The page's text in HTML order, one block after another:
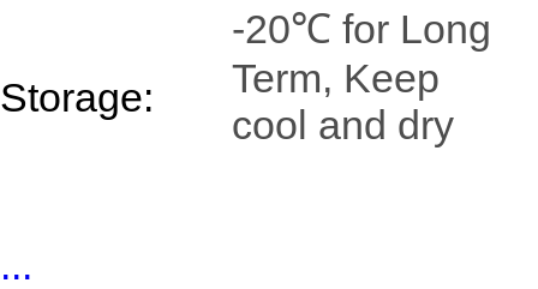
Storage:
-20℃ for Long
Term, Keep
cool and dry
...